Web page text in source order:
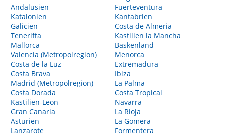
Andalusien
Katalonien
Galicien
Teneriffa
Mallorca
Valencia (Metropolregion)
Costa de la Luz
Costa Brava
Madrid (Metropolregion)
Costa Dorada
Kastilien-Leon
Gran Canaria
Asturien
Lanzarote
Fuerteventura
Kantabrien
Costa de Almeria
Kastilien la Mancha
Baskenland
Menorca
Extremadura
Ibiza
La Palma
Costa Tropical
Navarra
La Rioja
La Gomera
Formentera